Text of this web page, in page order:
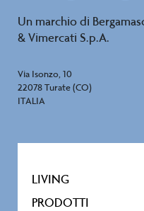
Un marchio di
& Vimercati S.p.A.
Via Isonzo, 10
22078 Turate (CO)
ITALIA
LIVING
PRODOTTI